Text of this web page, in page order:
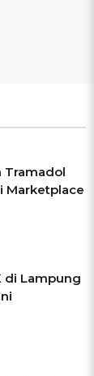
Tramadol
Marketplace
di Lampung